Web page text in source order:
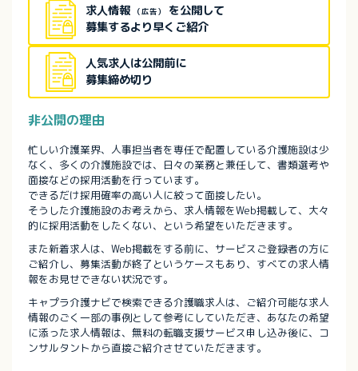
求人情報 （広告）
を公開して
募集するより早くご紹介
人気求人は公開前に
募集締め切り
非公開の理由
忙しい介護業界、人事担当者を専任で配置している介護施設は少
なく、多くの介護施設では、日々の業務と兼任して、書類選考や
面接などの採用活動を行っています。
できるだけ採用確率の高い人に絞って面接したい。
そうした介護施設のお考えから、求人情報をWeb掲載して、大々
的に採用活動をしたくない、という希望をいただきます。
また新着求人は、Web掲載をする前に、サービスご登録者の方に
ご紹介し、募集活動が終了というケースもあり、すべての求人情
報をお見せできない状況です。
キャプラ介護ナビで検索できる介護職求人は、ご紹介可能な求人
情報のごく一部の事例として参考にしていただき、あなたの希望
に添った求人情報は、無料の転職支援サービス申し込み後に、コ
ンサルタントから直接ご紹介させていただきます。